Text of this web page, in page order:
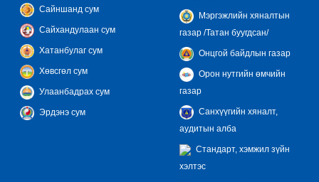
Сайншанд сум
Сайхандулаан сум
Хатанбулаг сум
Хөвсгөл сум
Улаанбадрах сум
Эрдэнэ сум
Мэргэжлийн хяналтын
газар /Татан буугдсан/
Онцгой байдлын газар
Орон нутгийн өмчийн
газар
Санхүүгийн хяналт,
аудитын алба
Стандарт, хэмжил зүйн
хэлтэс